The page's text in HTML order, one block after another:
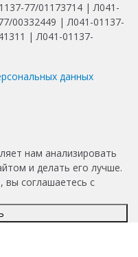
77/01173714 | Л041-
00332449 | Л041-01137-
| Л041-01137-
данных
нам анализировать
и делать его лучше.
вы соглашаетесь с